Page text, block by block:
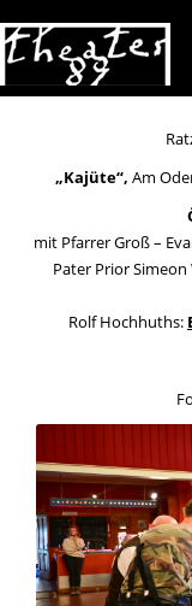
„Kajüte“,Am
mit Pfarrer Groß –
Pater Prior
Rolf Hochhuths: